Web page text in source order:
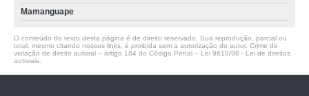
Mamanguape
O conteúdo do texto desta página é de direito reservado. Sua reprodução, parcial ou
total, mesmo citando nossos links, é proibida sem a autorização do autor. Crime de
violação de direito autoral – artigo 184 do Código Penal – Lei 9610/98 - Lei de direitos
autorais